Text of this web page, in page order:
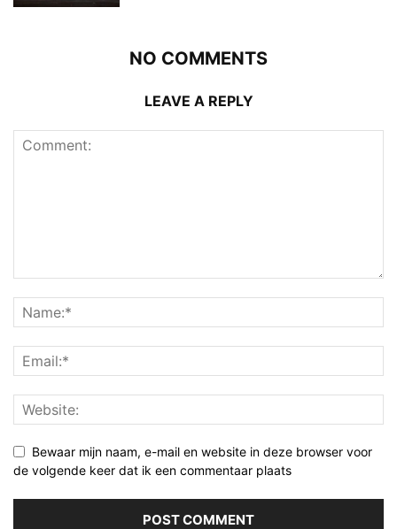
NO COMMENTS
LEAVE A REPLY
Bewaar mijn naam, e-mail en website in deze browser voor
de volgende keer dat ik een commentaar plaats